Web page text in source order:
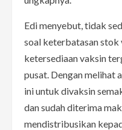
Edi menyebut, tidak
soal keterbatasan stok
ketersediaan vaksin
pusat. Dengan melihat
ini untuk divaksin
dan sudah diterima
mendistribusikan